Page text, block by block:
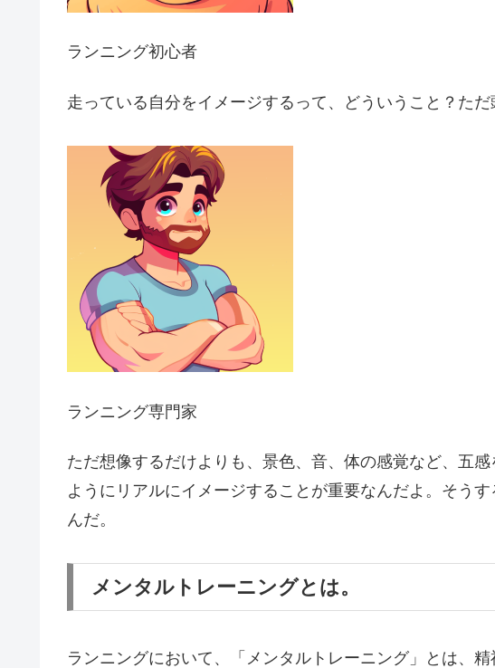
ランニング初心者
走っている自分をイメージするって、どういうこと？た
ランニング専門家
ただ想像するだけよりも、景色、音、体の感覚など、五
ようにリアルにイメージすることが重要なんだよ。そう
んだ。
メンタルトレーニングとは。
ランニングにおいて、「メンタルトレーニング」とは、